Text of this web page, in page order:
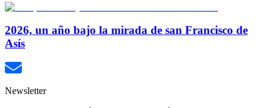
2026, un año bajo la mirada de san Francisco de
Asís
Newsletter